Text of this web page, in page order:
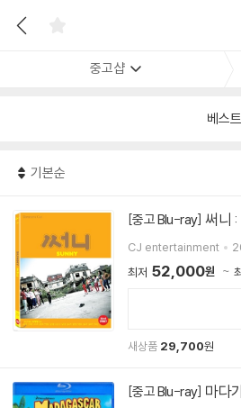
중고샵
베스트
기본순
[중고 Blu-ray] 써니 :
CJ entertainment
최저 52,000원
새상품 29,700원
[중고 Blu-ray] 마다